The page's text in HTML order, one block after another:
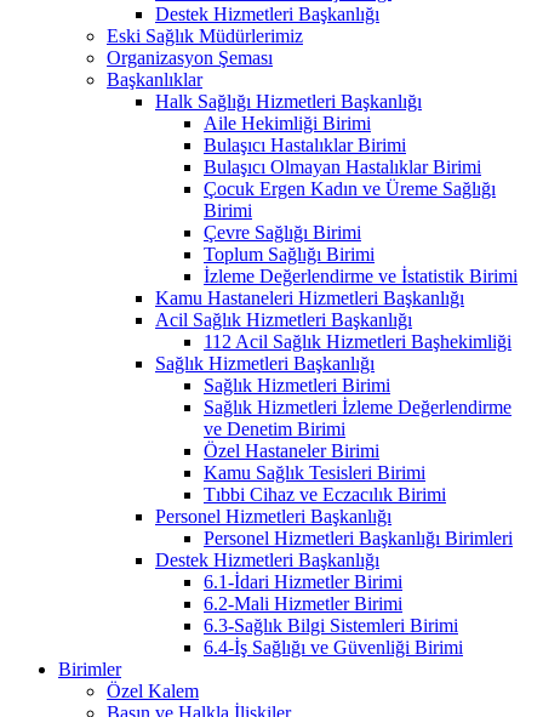
Destek Hizmetleri Başkanlığı
Eski Sağlık Müdürlerimiz
Organizasyon Şeması
Başkanlıklar
Halk Sağlığı Hizmetleri Başkanlığı
Aile Hekimliği Birimi
Bulaşıcı Hastalıklar Birimi
Bulaşıcı Olmayan Hastalıklar Birimi
Çocuk Ergen Kadın ve Üreme Sağlığı
Birimi
Çevre Sağlığı Birimi
Toplum Sağlığı Birimi
İzleme Değerlendirme ve İstatistik Birimi
Kamu Hastaneleri Hizmetleri Başkanlığı
Acil Sağlık Hizmetleri Başkanlığı
112 Acil Sağlık Hizmetleri Başhekimliği
Sağlık Hizmetleri Başkanlığı
Sağlık Hizmetleri Birimi
Sağlık Hizmetleri İzleme Değerlendirme
ve Denetim Birimi
Özel Hastaneler Birimi
Kamu Sağlık Tesisleri Birimi
Tıbbi Cihaz ve Eczacılık Birimi
Personel Hizmetleri Başkanlığı
Personel Hizmetleri Başkanlığı Birimleri
Destek Hizmetleri Başkanlığı
6.1-İdari Hizmetler Birimi
6.2-Mali Hizmetler Birimi
6.3-Sağlık Bilgi Sistemleri Birimi
6.4-İş Sağlığı ve Güvenliği Birimi
Birimler
Özel Kalem
Basın ve Halkla İlişkiler